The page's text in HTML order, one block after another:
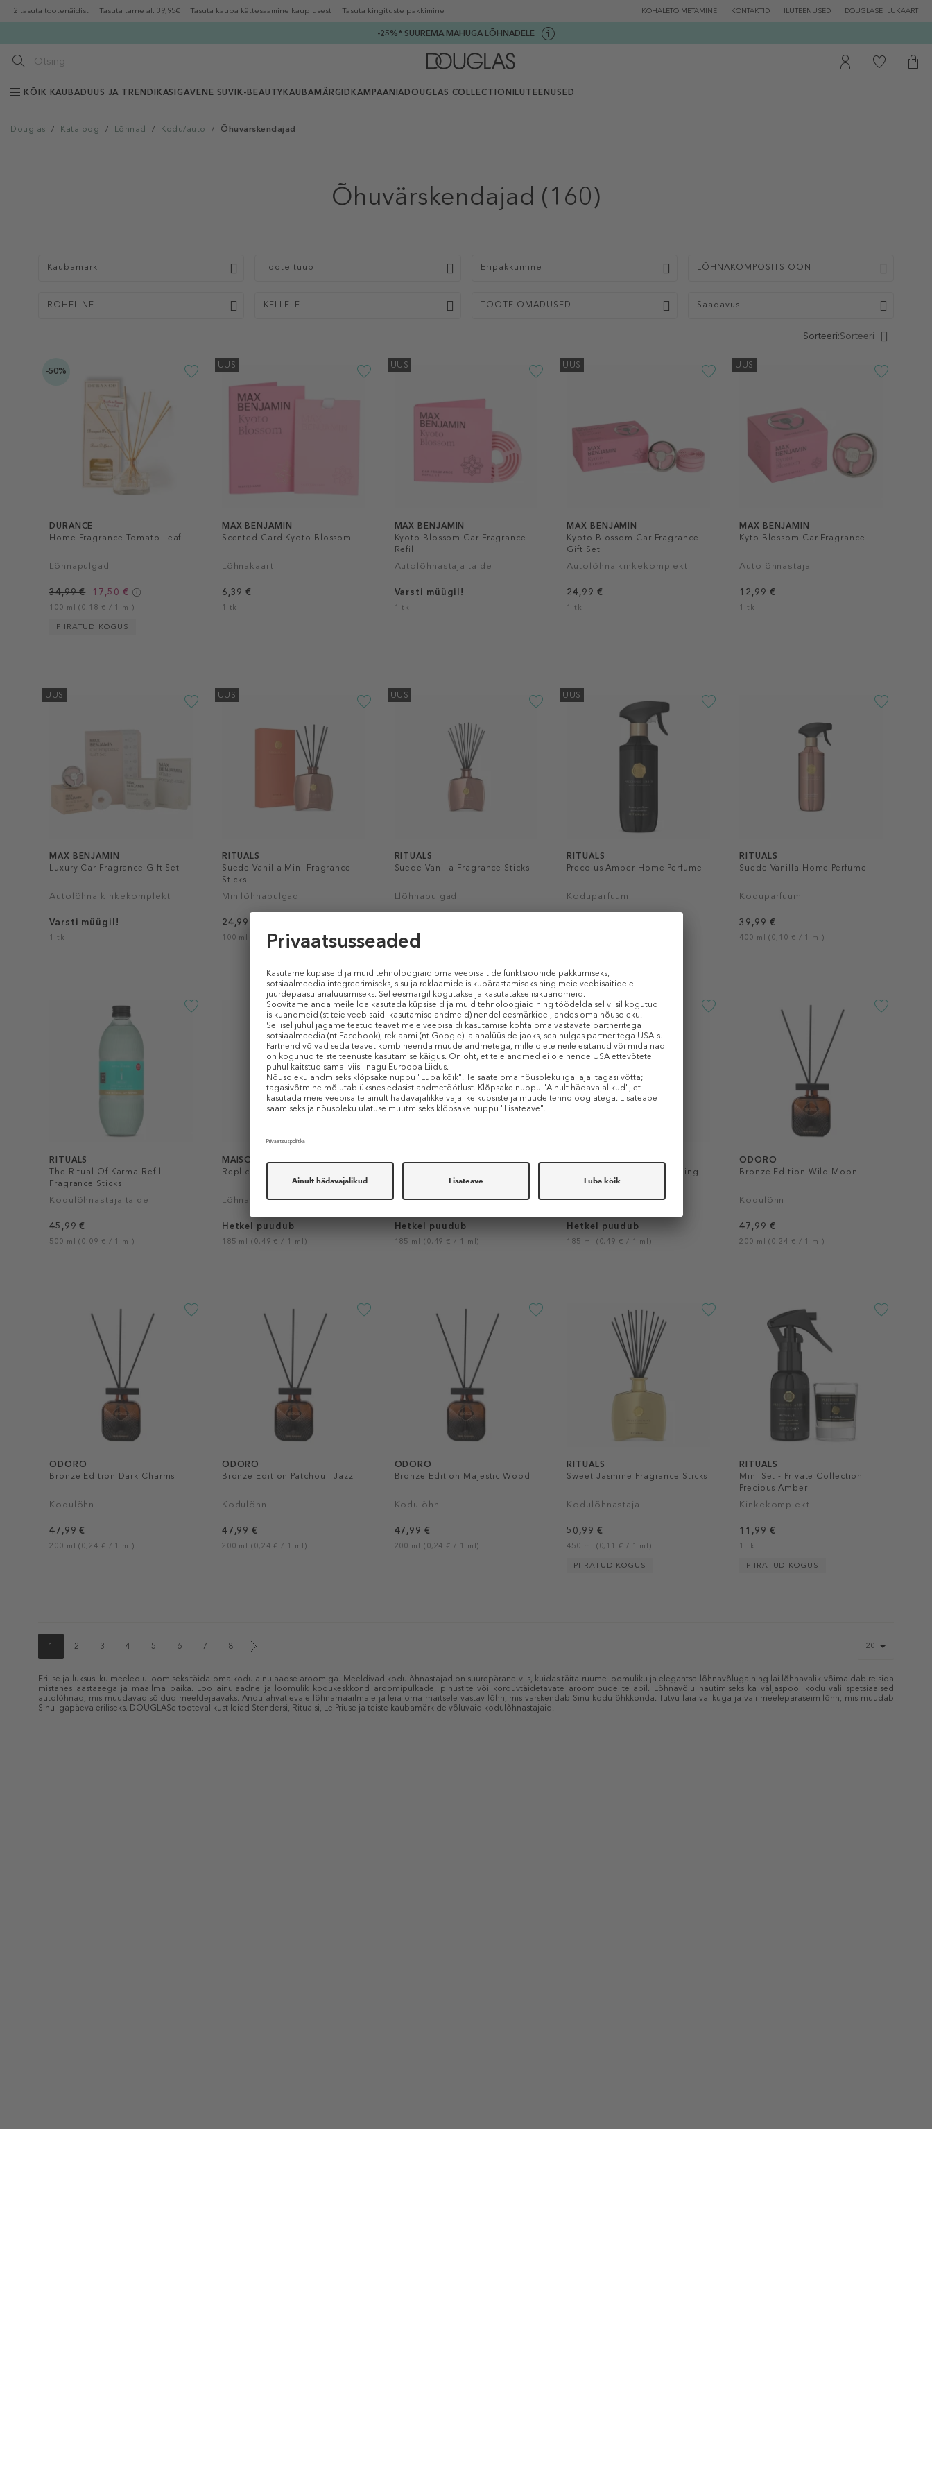
2 tasuta tootenäidist Tasuta tarne al. 39,95€ Tasuta kauba kättesaamine kauplusest Tasuta kingituste pakkimine KOHALETOIMETAMINE KONTAKTID ILUTEENUSED DOUGLASE ILUKAART
-25%* SUUREMA MAHUGA LÕHNADELE
KÕIK KAUBADUUS JA TRENDIKAS IGAVENE SUVI K-BEAUTY KAUBAMÄRGID KAMPAANIADOUGLAS COLLECTION ILUTEENUSED
Douglas / Kataloog / Lõhnad / Kodu/auto / Õhuvärskendajad
Õhuvärskendajad (160)
Kaubamärk Toote tüüp Eripakkumine LÕHNAKOMPOSITSIOON
ROHELINE KELLELE TOOTE OMADUSED Saadavus
Sorteeri:Sorteeri
-50%
DURANCE
Home Fragrance Tomato Leaf
Lõhnapulgad
34,99 € 17,50 €
100 ml (0,18 € / 1 ml)
PIIRATUD KOGUS
UUS
MAX BENJAMIN
Scented Card Kyoto Blossom
Lõhnakaart
6,39 €
1 tk
UUS
MAX BENJAMIN
Kyoto Blossom Car Fragrance
Refill
Autolõhnastaja täide
Varsti müügil!
1 tk
UUS
MAX BENJAMIN
Kyoto Blossom Car Fragrance
Gift Set
Autolõhna kinkekomplekt
24,99 €
1 tk
UUS
MAX BENJAMIN
Kyto Blossom Car Fragrance
Autolõhnastaja
12,99 €
1 tk
UUS
MAX BENJAMIN
Luxury Car Fragrance Gift Set
Autolõhna kinkekomplekt
Varsti müügil!
1 tk
UUS
RITUALS
Suede Vanilla Mini Fragrance
Sticks
Minilõhnapulgad
24,99 €
100 ml (0,25 € / 1 ml)
UUS
RITUALS
Suede Vanilla Fragrance Sticks
Llõhnapulgad
450 ml (0,11 € / 1 ml)
UUS
RITUALS
Precoius Amber Home Perfume
Koduparfüüm
RITUALS
Suede Vanilla Home Perfume
Koduparfüüm
39,99 €
400 ml (0,10 € / 1 ml)
RITUALS
The Ritual Of Karma Refill
Fragrance Sticks
Kodulõhnastaja täide
45,99 €
500 ml (0,09 € / 1 ml)
MAISON MARGIELA
Replica Jazz Club Diffuser
Lõhnapulgad
Hetkel puudub
185 ml (0,49 € / 1 ml)
MAISON MARGIELA
Lõhnapulgad
Hetkel puudub
185 ml (0,49 € / 1 ml)
MAISON MARGIELA
Replica Lazy Sunday Morning
Diffuser
Lõhnapulgad
Hetkel puudub
185 ml (0,49 € / 1 ml)
ODORO
Bronze Edition Wild Moon
Kodulõhn
47,99 €
200 ml (0,24 € / 1 ml)
ODORO
Bronze Edition Dark Charms
Kodulõhn
47,99 €
200 ml (0,24 € / 1 ml)
ODORO
Bronze Edition Patchouli Jazz
Kodulõhn
47,99 €
200 ml (0,24 € / 1 ml)
ODORO
Bronze Edition Majestic Wood
Kodulõhn
47,99 €
200 ml (0,24 € / 1 ml)
RITUALS
Sweet Jasmine Fragrance Sticks
Kodulõhnastaja
50,99 €
450 ml (0,11 € / 1 ml)
PIIRATUD KOGUS
RITUALS
Mini Set - Private Collection
Precious Amber
Kinkekomplekt
11,99 €
1 tk
PIIRATUD KOGUS
1 2 3 4 5 6 7 8
size
20
Erilise ja luksusliku meeleolu loomiseks täida oma kodu ainulaadse aroomiga. Meeldivad kodulõhnastajad on suurepärane viis, kuidas täita ruume loomuliku ja elegantse lõhnavõluga ning lai lõhnavalik võimaldab reisida
mistahes aastaaega ja maailma paika. Loo ainulaadne ja loomulik kodukeskkond aroomipulkade, pihustite või korduvtäidetavate aroomipudelite abil. Lõhnavõlu nautimiseks ka väljaspool kodu vali spetsiaalsed
autolõhnad, mis muudavad sõidud meeldejäävaks. Andu ahvatlevale lõhnamaailmale ja leia oma maitsele vastav lõhn, mis värskendab Sinu kodu õhkkonda. Tutvu laia valikuga ja vali meelepäraseim lõhn, mis muudab
Sinu igapäeva eriliseks. DOUGLASe tootevalikust leiad Stendersi, Ritualsi, Le Priuse ja teiste kaubamärkide võluvaid kodulõhnastajaid.